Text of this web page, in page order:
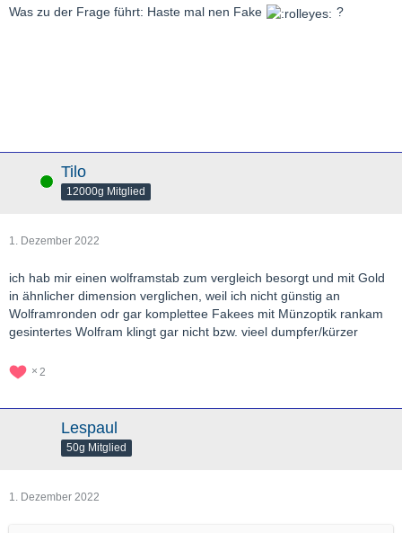
Was zu der Frage führt: Haste mal nen Fake ?
Online Tilo
12000g Mitglied
1. Dezember 2022
ich hab mir einen wolframstab zum vergleich besorgt und mit Gold
in ähnlicher dimension verglichen, weil ich nicht günstig an
Wolframronden odr gar komplettee Fakees mit Münzoptik rankam
gesintertes Wolfram klingt gar nicht bzw. vieel dumpfer/kürzer
2
Lespaul
50g Mitglied
1. Dezember 2022